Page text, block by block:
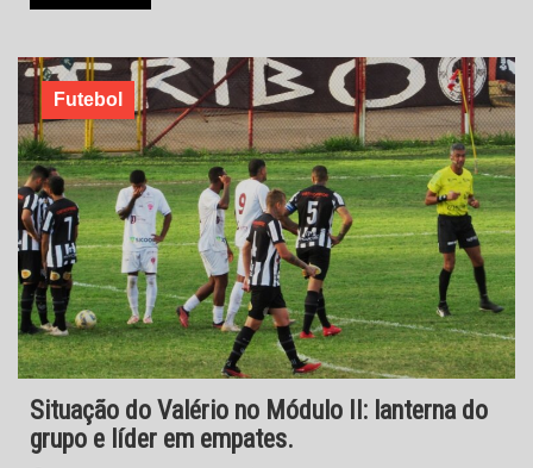
Futebol
Situação do Valério no Módulo II: lanterna do
grupo e líder em empates.